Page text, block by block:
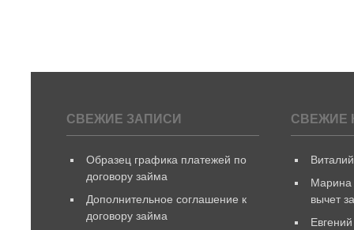
СВЕЖИЕ ЗАПИСИ
Образец графика платежей по
договору займа
Дополнительное соглашение к
договору займа
СВЕЖИЕ
Виталий
Марина
вычет
Евгений